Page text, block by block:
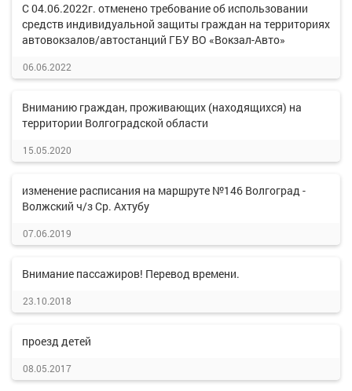
С 04.06.2022г. отменено требование об использовании
средств индивидуальной защиты граждан на территориях
автовокзалов/автостанций ГБУ ВО «Вокзал-Авто»
06.06.2022
Вниманию граждан, проживающих (находящихся) на
территории Волгоградской области
15.05.2020
изменение расписания на маршруте №146 Волгоград -
Волжский ч/з Ср. Ахтубу
07.06.2019
Внимание пассажиров! Перевод времени.
23.10.2018
проезд детей
08.05.2017